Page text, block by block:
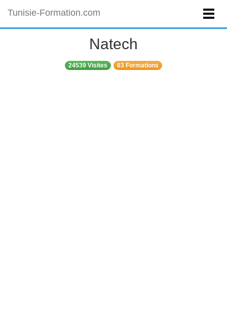
Tunisie-Formation.com
Natech
24539 Visites 63 Formations